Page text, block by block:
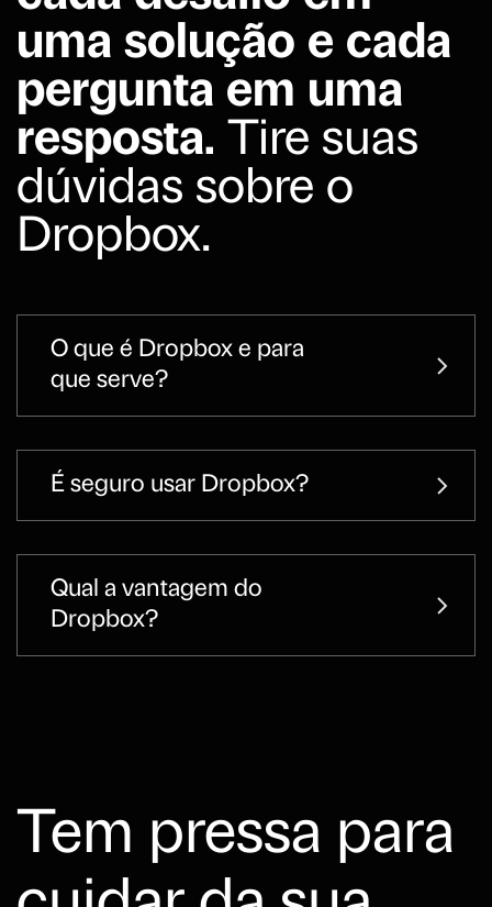
uma solução e cada
pergunta em uma
resposta. Tire suas
dúvidas sobre o
Dropbox.
O que é Dropbox e para
que serve?
É seguro usar Dropbox?
Qual a vantagem do
Dropbox?
Tem pressa para